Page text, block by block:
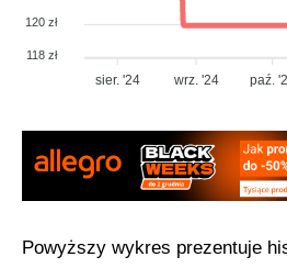
120 zł
118 zł
sier. '24 wrz. '24 paź.
Powyższy wykres prezentuje